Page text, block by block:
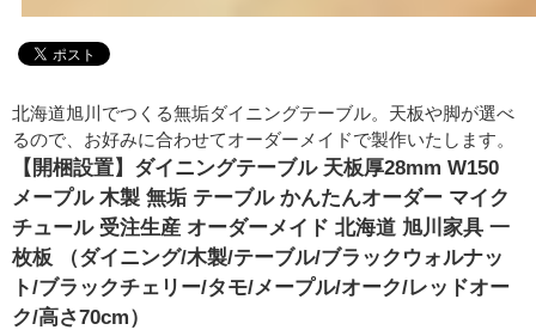
北海道旭川でつくる無垢ダイニングテーブル。天板や脚が選べ
るので、お好みに合わせてオーダーメイドで製作いたします。
【開梱設置】ダイニングテーブル 天板厚28mm W150
メープル 木製 無垢 テーブル かんたんオーダー マイク
チュール 受注生産 オーダーメイド 北海道 旭川家具 一
枚板 （ダイニング/木製/テーブル/ブラックウォルナッ
ト/ブラックチェリー/タモ/メープル/オーク/レッドオー
ク/高さ70cm）